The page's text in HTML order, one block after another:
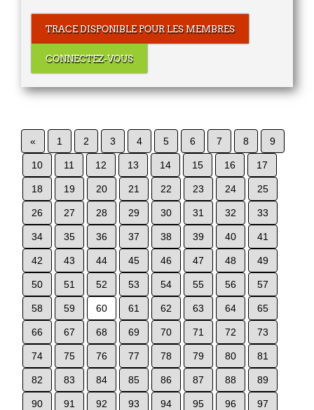
TRACE DISPONIBLE POUR LES MEMBRES
CONNECTEZ-VOUS
« 1 2 3 4 5 6 7 8 9
10 11 12 13 14 15 16 17
18 19 20 21 22 23 24 25
26 27 28 29 30 31 32 33
34 35 36 37 38 39 40 41
42 43 44 45 46 47 48 49
50 51 52 53 54 55 56 57
58 59 60 61 62 63 64 65
66 67 68 69 70 71 72 73
74 75 76 77 78 79 80 81
82 83 84 85 86 87 88 89
90 91 92 93 94 95 96 97